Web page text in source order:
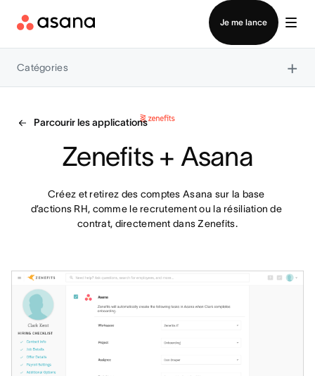
Je me lance
Contacter le service commercial
Catégories ×
Parcourir les applications
Zenefits + Asana
Créez et retirez des comptes Asana sur la base
d’actions RH, comme le recrutement ou la résiliation de
contrat, directement dans Zenefits.